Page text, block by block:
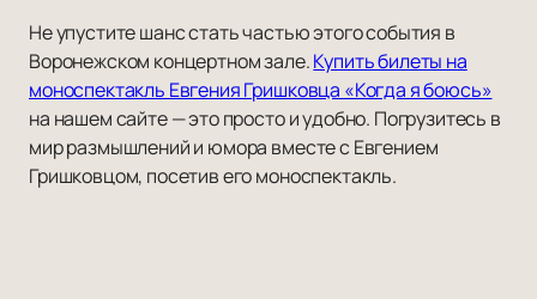
Не упустите шанс стать частью этого события в
Воронежском концертном зале.Купить билеты на
моноспектакль Евгения Гришковца «Когда я боюсь»
на нашем сайте — это просто и удобно. Погрузитесь в
мир размышлений и юмора вместе с Евгением
Гришковцом, посетив его моноспектакль.